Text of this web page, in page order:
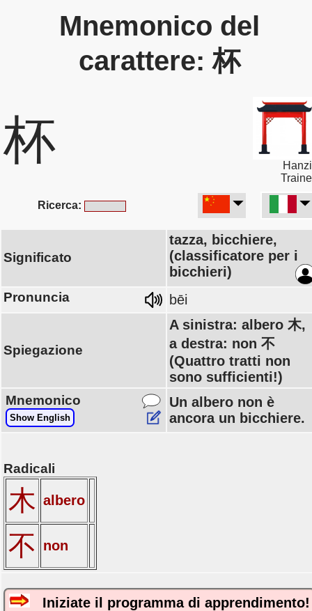
Mnemonico del
carattere: 杯
杯
Ricerca:
Significato
tazza, bicchiere,
(classificatore per i
bicchieri)
Pronuncia bēi
Spiegazione
A sinistra: albero 木,
a destra: non 不
(Quattro tratti non
sono sufficienti!)
Mnemonico
Show English
Un albero non è
ancora un bicchiere.
Radicali
木 albero
不 non
Iniziate il programma di apprendimento!